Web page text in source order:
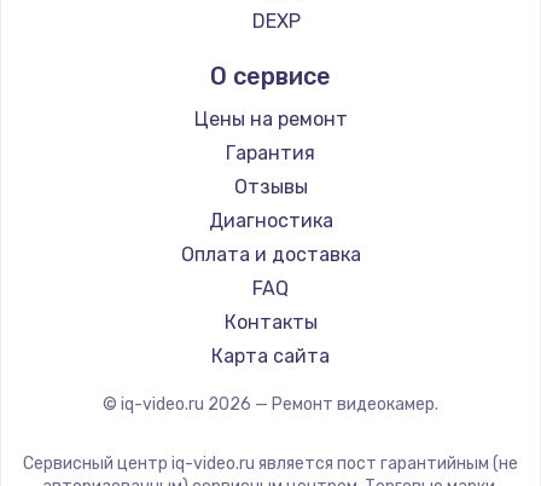
DEXP
О сервисе
Цены на ремонт
Гарантия
Отзывы
Диагностика
Оплата и доставка
FAQ
Контакты
Карта сайта
© iq-video.ru 2026 — Ремонт видеокамер.
Сервисный центр iq-video.ru является пост гарантийным (не